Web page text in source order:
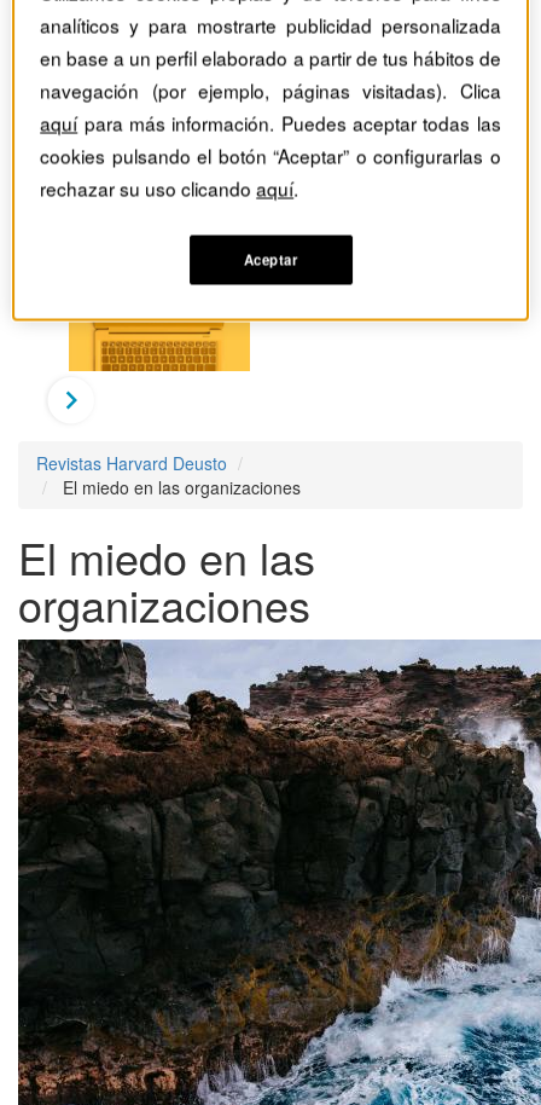
Revistas Harvard Deusto
El miedo en las organizaciones
El miedo en las
organizaciones
analíticos y para mostrarte publicidad personalizada
en base a un perfil elaborado a partir de tus hábitos de
navegación (por ejemplo, páginas visitadas). Clica
aquípara más información. Puedes aceptar todas las
cookies pulsando el botón “Aceptar” o configurarlas o
rechazar su uso clicandoaquí.
Aceptar